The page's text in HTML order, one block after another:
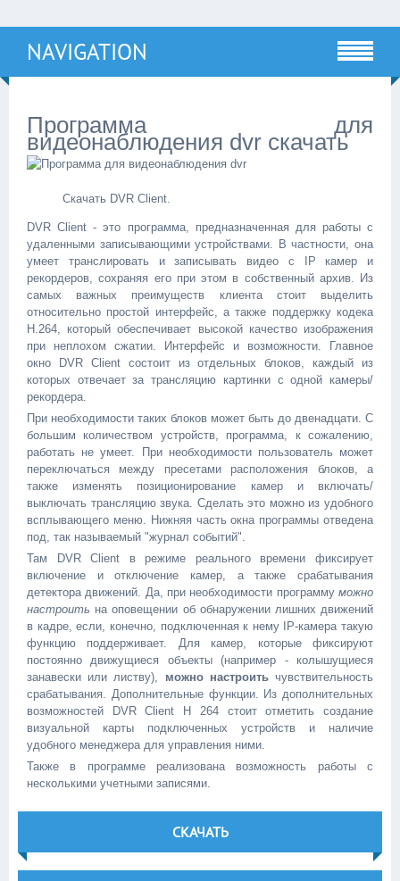
NAVIGATION
Программа для
видеонаблюдения dvr скачать
Скачать DVR Client.
DVR Client - это программа, предназначенная для работы с
удаленными записывающими устройствами. В частности, она
умеет транслировать и записывать видео с IP камер и
рекордеров, сохраняя его при этом в собственный архив. Из
самых важных преимуществ клиента стоит выделить
относительно простой интерфейс, а также поддержку кодека
H.264, который обеспечивает высокой качество изображения
при неплохом сжатии. Интерфейс и возможности. Главное
окно DVR Client состоит из отдельных блоков, каждый из
которых отвечает за трансляцию картинки с одной камеры/
рекордера.
При необходимости таких блоков может быть до двенадцати. С
большим количеством устройств, программа, к сожалению,
работать не умеет. При необходимости пользователь может
переключаться между пресетами расположения блоков, а
также изменять позиционирование камер и включать/
выключать трансляцию звука. Сделать это можно из удобного
всплывающего меню. Нижняя часть окна программы отведена
под, так называемый "журнал событий".
Там DVR Client в режиме реального времени фиксирует
включение и отключение камер, а также срабатывания
детектора движений. Да, при необходимости программу можно
настроить на оповещении об обнаружении лишних движений
в кадре, если, конечно, подключенная к нему IP-камера такую
функцию поддерживает. Для камер, которые фиксируют
постоянно движущиеся объекты (например - колышущиеся
занавески или листву), можно настроитьчувствительность
срабатывания. Дополнительные функции. Из дополнительных
возможностей DVR Client H 264 стоит отметить создание
визуальной карты подключенных устройств и наличие
удобного менеджера для управления ними.
Также в программе реализована возможность работы с
несколькими учетными записями.
СКАЧАТЬ